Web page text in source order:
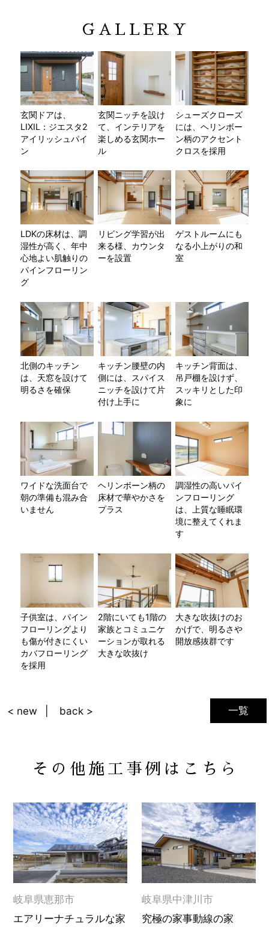
GALLERY
玄関ドアは、
LIXIL：ジエスタ2
アイリッシュパイ
ン
玄関ニッチを設け
て、インテリアを
楽しめる玄関ホー
ル
シューズクローズ
には、ヘリンボー
ン柄のアクセント
クロスを採用
LDKの床材は、調
湿性が高く、年中
心地よい肌触りの
パインフローリン
グ
リビング学習が出
来る様、カウンタ
ーを設置
ゲストルームにも
なる小上がりの和
室
北側のキッチン
は、天窓を設けて
明るさを確保
キッチン腰壁の内
側には、スパイス
ニッチを設けて片
付け上手に
キッチン背面は、
吊戸棚を設けず、
スッキリとした印
象に
ワイドな洗面台で
朝の準備も混み合
いません
ヘリンボーン柄の
床材で華やかさを
プラス
調湿性の高いパイ
ンフローリング
は、上質な睡眠環
境に整えてくれま
す
子供室は、パイン
フローリングより
も傷が付きにくい
カバフローリング
を採用
2階にいても1階の
家族とコミュニケ
ーションが取れる
大きな吹抜け
大きな吹抜けのお
かげで、明るさや
開放感抜群です
一覧
< new back >
その他施工事例はこちら
岐阜県恵那市
エアリーナチュラルな家
岐阜県中津川市
究極の家事動線の家